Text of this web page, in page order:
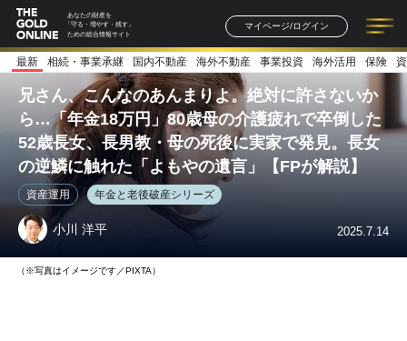
あなたの財産を
「守る・増やす・残す」
ための総合情報サイト
マイページ/ログイン
記事一覧 連載一覧
著者一覧 書籍一覧
最新 相続・事業承継 国内不動産 海外不動産 事業投資 海外活用 保険
兄さん、こんなのあんまりよ。絶対に許さないか
ら…「年金18万円」80歳母の介護疲れで卒倒した
52歳長女、長男教・母の死後に実家で発見。長女
の逆鱗に触れた「よもやの遺言」【FPが解説】
資産運用 年金と老後破産シリーズ
小川 洋平 2025.7.14
（※写真はイメージです／PIXTA）